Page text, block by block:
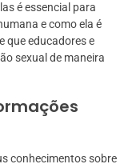
é essencial para
e como ela é
que educadores e
sexual de maneira
conhecimentos sobre